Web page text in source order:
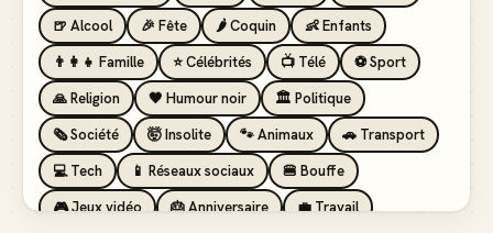
🍺 Alcool
🎉 Fête 🌶️ Coquin
👶 Enfants
👨‍👩‍👧 Famille
⭐ Célébrités 📺 Télé
⚽ Sport
🙏 Religion
🖤 Humour noir
🏛️ Politique
🗞️ Société
🤯 Insolite 🐾 Animaux
🚗 Transport
💻 Tech
📱 Réseaux sociaux
🍔 Bouffe
🎮 Jeux vidéo
🎂 Anniversaire
💼 Travail